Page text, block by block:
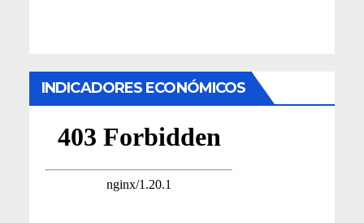
INDICADORES ECONÓMICOS